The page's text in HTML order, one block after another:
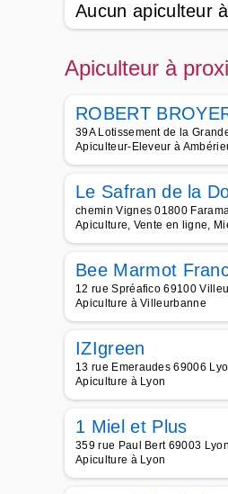
Aucun apiculteur
Apiculteur à
ROBERT
39A Lotissement de la
Apiculteur-Eleveur à
Le Safran de la
chemin Vignes 01800
Apiculture, Vente en ligne,
Bee Marmot
12 rue Spréafico 69100
Apiculture à Villeurbanne
IZIgreen
13 rue Emeraudes 69006
Apiculture à Lyon
1 Miel et Plus
359 rue Paul Bert 69003
Apiculture à Lyon